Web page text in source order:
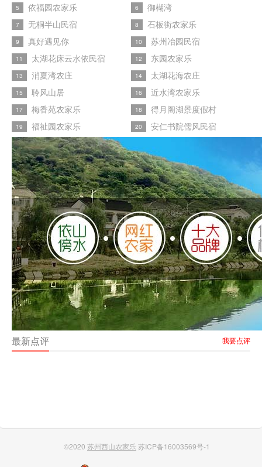
5 依福园农家乐 6 御楜湾
7 无桐半山民宿 8 石板街农家乐
9 真好遇见你 10 苏州冶园民宿
11 太湖花床云水依民宿 12 东园农家乐
13 消夏湾农庄 14 太湖花海农庄
15 聆风山居 16 近水湾农家乐
17 梅香苑农家乐 18 得月阁湖景度假村
19 福祉园农家乐 20 安仁书院儒风民宿
最新点评 我要点评
©2020 苏州西山农家乐苏ICP备16003569号-1